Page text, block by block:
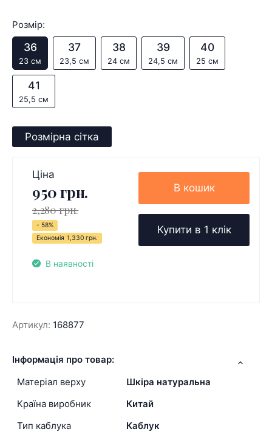
Розмір:
36
23 см
37
23,5 см
38
24 см
39
24,5 см
40
25 см
41
25,5 см
Розмірна сітка
Ціна
950 грн.
2,280 грн.
- 58%
Економія 1,330 грн.
В наявності
В кошик
Купити в 1 клік
Артикул: 168877
Інформація про товар:
Матеріал верху
Шкіра натуральна
Країна виробник
Китай
Тип каблука
Каблук